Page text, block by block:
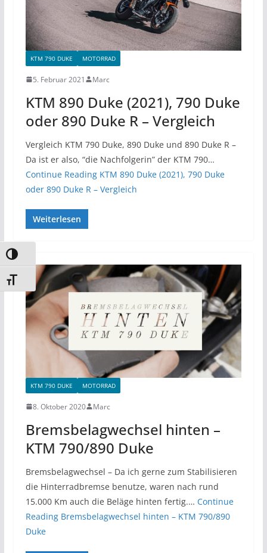
Umschalten auf hohe Kontraste
Schrift vergrößern
KTM 790 DUKE MOTORRAD
5. Februar 2021 Marc
KTM 890 Duke (2021), 790 Duke
oder 890 Duke R – Vergleich
Vergleich KTM 790 Duke, 890 Duke und 890 Duke R –
Da ist er also, “die Nachfolgerin” der KTM 790…
Continue ReadingKTM 890 Duke (2021), 790 Duke
oder 890 Duke R – Vergleich
Weiterlesen
KTM 790 DUKE MOTORRAD
8. Oktober 2020 Marc
Bremsbelagwechsel hinten –
KTM 790/890 Duke
Bremsbelagwechsel – Da ich gerne zum Stabilisieren
die Hinterradbremse benutze, waren nach rund
15.000 Km auch die Beläge hinten fertig.… Continue
ReadingBremsbelagwechsel hinten – KTM 790/890
Duke